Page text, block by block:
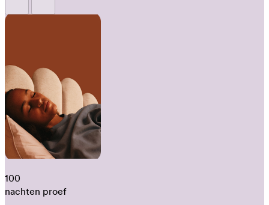
100
nachten proef